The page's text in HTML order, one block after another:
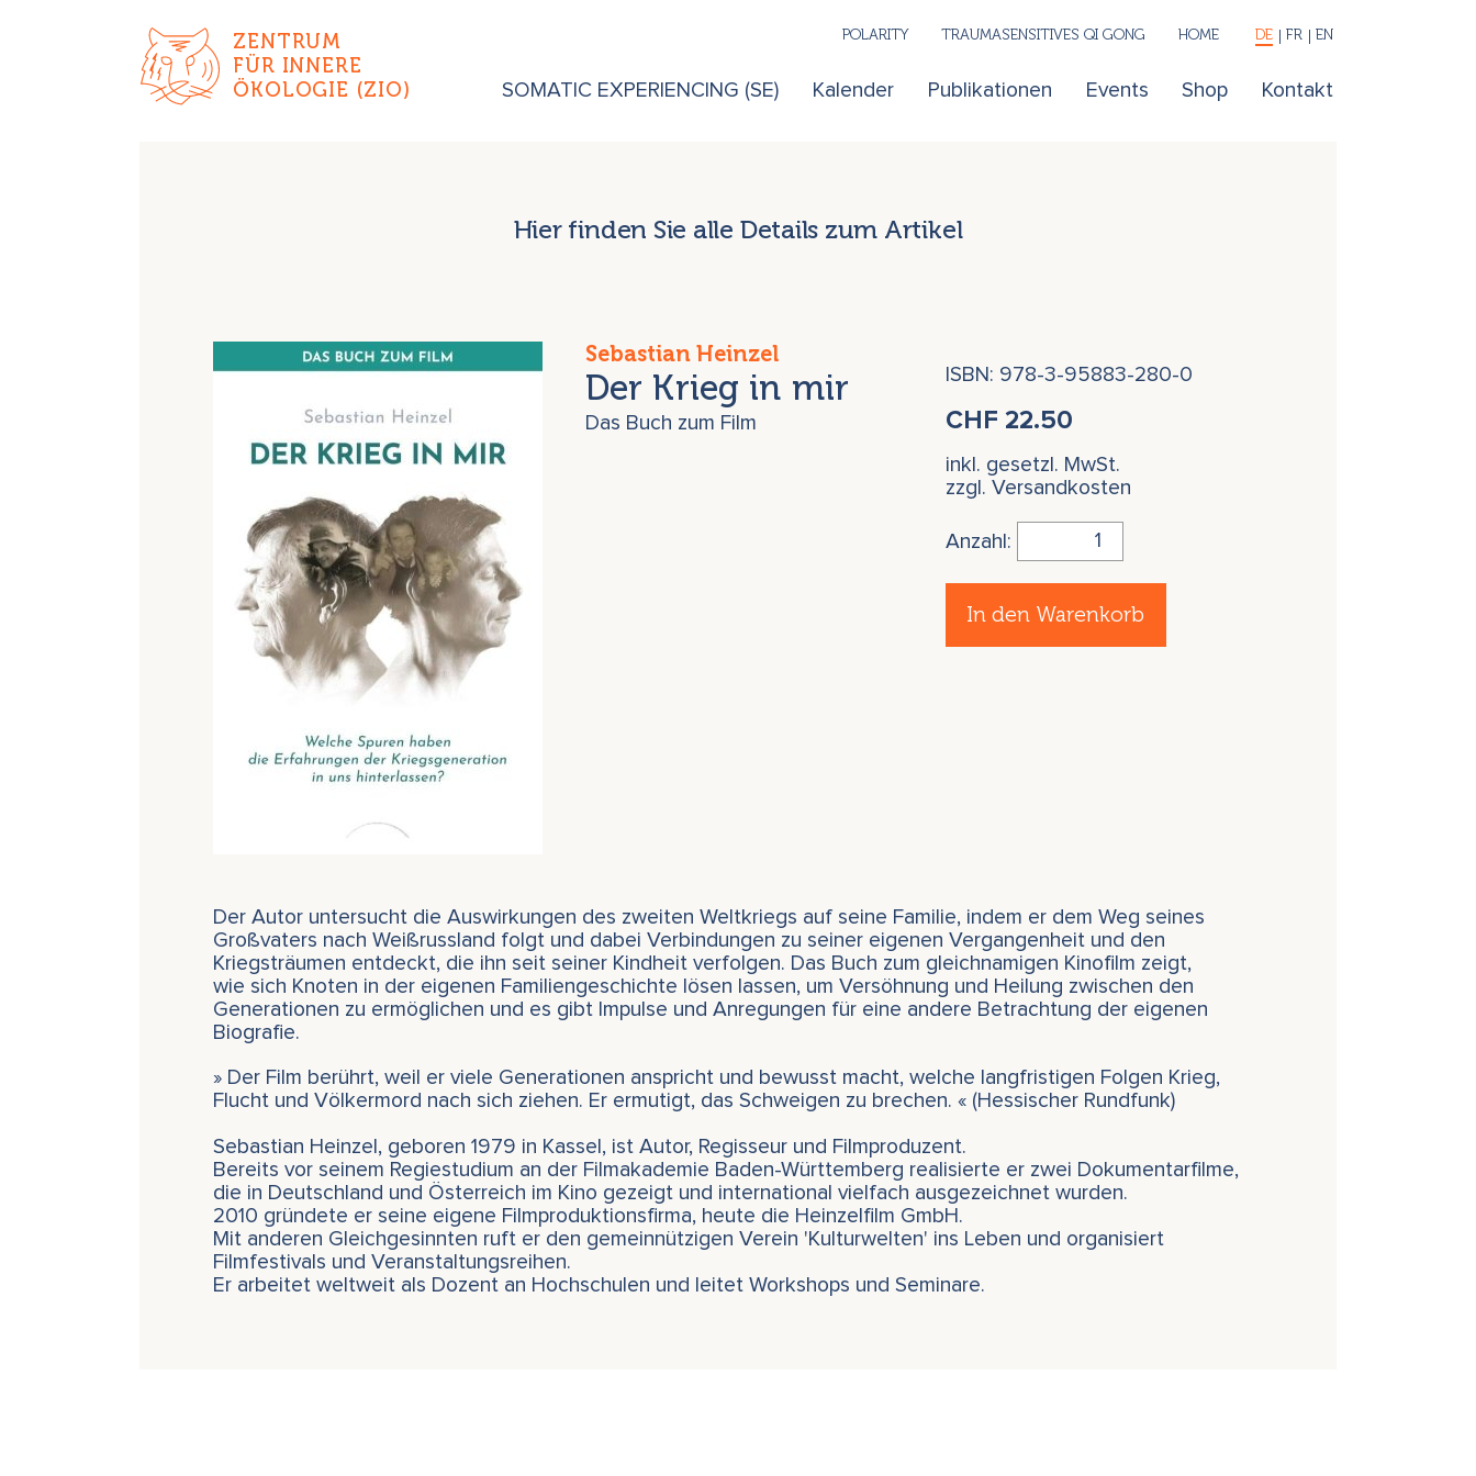
ZENTRUM
FÜR INNERE
ÖKOLOGIE (ZIO)
SOMATIC EXPERIENCING (SE) Kalender Publikationen Events Shop Kontakt
POLARITY TRAUMASENSITIVES QI GONG HOME DE FR EN
Hier finden Sie alle Details zum Artikel
Sebastian Heinzel
Der Krieg in mir
Das Buch zum Film
ISBN: 978-3-95883-280-0
CHF 22.50
inkl. gesetzl. MwSt.
zzgl. Versandkosten
Anzahl:
In den Warenkorb
Der Autor untersucht die Auswirkungen des zweiten Weltkriegs auf seine Familie, indem er dem Weg seines
Großvaters nach Weißrussland folgt und dabei Verbindungen zu seiner eigenen Vergangenheit und den
Kriegsträumen entdeckt, die ihn seit seiner Kindheit verfolgen. Das Buch zum gleichnamigen Kinofilm zeigt,
wie sich Knoten in der eigenen Familiengeschichte lösen lassen, um Versöhnung und Heilung zwischen den
Generationen zu ermöglichen und es gibt Impulse und Anregungen für eine andere Betrachtung der eigenen
Biografie.
» Der Film berührt, weil er viele Generationen anspricht und bewusst macht, welche langfristigen Folgen Krieg,
Flucht und Völkermord nach sich ziehen. Er ermutigt, das Schweigen zu brechen. « (Hessischer Rundfunk)
Sebastian Heinzel, geboren 1979 in Kassel, ist Autor, Regisseur und Filmproduzent.
Bereits vor seinem Regiestudium an der Filmakademie Baden-Württemberg realisierte er zwei Dokumentarfilme,
die in Deutschland und Österreich im Kino gezeigt und international vielfach ausgezeichnet wurden.
2010 gründete er seine eigene Filmproduktionsfirma, heute die Heinzelfilm GmbH.
Mit anderen Gleichgesinnten ruft er den gemeinnützigen Verein 'Kulturwelten' ins Leben und organisiert
Filmfestivals und Veranstaltungsreihen.
Er arbeitet weltweit als Dozent an Hochschulen und leitet Workshops und Seminare.